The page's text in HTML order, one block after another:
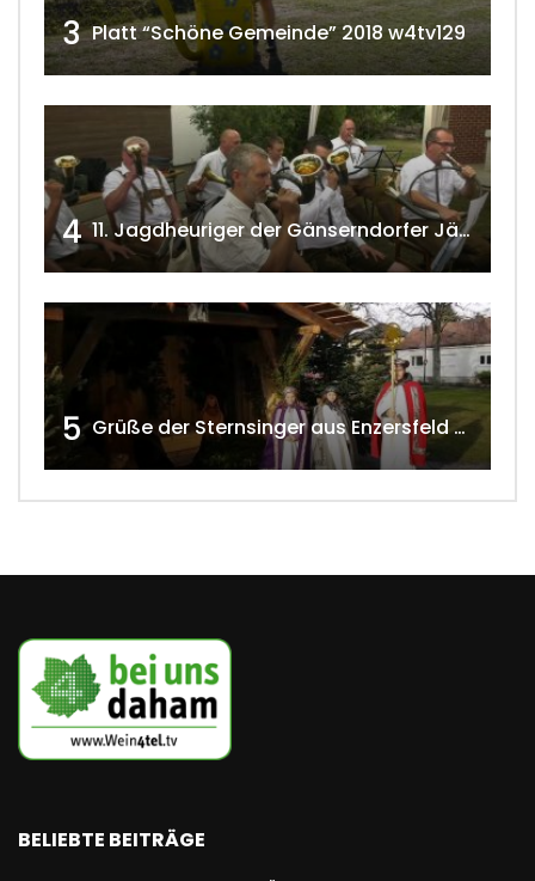
3 Platt “Schöne Gemeinde” 2018 w4tv129
4 11. Jagdheuriger der Gänserndorfer Jäger 2020 w4tv166
5 Grüße der Sternsinger aus Enzersfeld – Klein-Engersdorf 2021 w4tv169
BELIEBTE BEITRÄGE